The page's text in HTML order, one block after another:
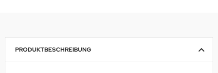
PRODUKTBESCHREIBUNG